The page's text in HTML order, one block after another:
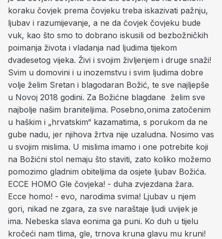
koraku čovjek prema čovjeku treba iskazivati pažnju,
ljubav i razumijevanje, a ne da čovjek čovjeku bude
vuk, kao što smo to dobrano iskusili od bezbožničkih
poimanja života i vladanja nad ljudima tijekom
dvadesetog vijeka. Živi i svojim življenjem i druge snaži!
Svim u domovini i u inozemstvu i svim ljudima dobre
volje želim Sretan i blagodaran Božić, te sve najljepše
u Novoj 2018 godini. Za Božićne blagdane želim sve
najbolje našim braniteljima. Posebno,onima zatočenim
u haškim i „hrvatskim“ kazamatima, s porukom da ne
gube nadu, jer njihova žrtva nije uzaludna. Nosimo vas
u svojim mislima. U mislima imamo i one potrebite koji
na Božićni stol nemaju što staviti, zato koliko možemo
pomozimo gladnim obiteljima da osjete ljubav Božića.
ECCE HOMO Gle čovjeka! - duha zvjezdana žara.
Ecce homo! - evo, narodima svima! Ljubav u njem
gori, nikad ne zgara, za sve naraštaje ljudi uvijek je
ima. Nebeska slava eonima ga puni. Ko duh u tijelu
kročeći nam tlima, gle, trnova kruna glavu mu kruni!